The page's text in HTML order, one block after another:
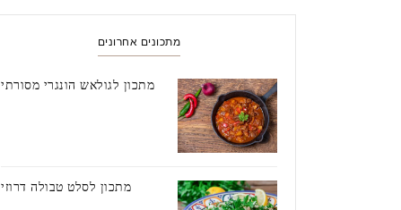
מתכונים אחרונים
מתכון לגולאש הונגרי מסורתי
מתכון לסלט טבולה דרוזי